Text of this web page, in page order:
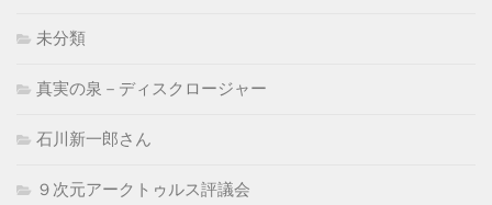
未分類
真実の泉－ディスクロージャー
石川新一郎さん
９次元アークトゥルス評議会